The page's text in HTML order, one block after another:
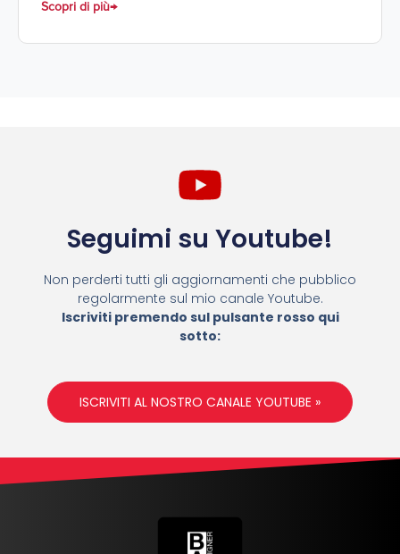
Scopri di più
Seguimi su Youtube!
Non perderti tutti gli aggiornamenti che pubblico
regolarmente sul mio canale Youtube.
Iscriviti premendo sul pulsante rosso qui
sotto:
ISCRIVITI AL NOSTRO CANALE YOUTUBE »